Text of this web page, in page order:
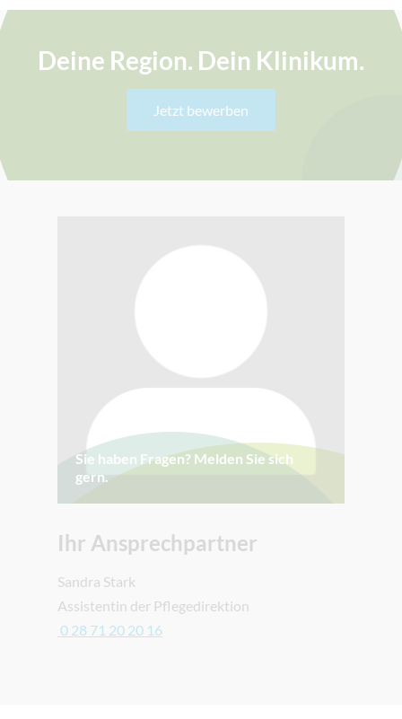
Deine Region. Dein Klinikum.
Jetzt bewerben
Sie haben Fragen? Melden Sie sich
gern.
Ihr Ansprechpartner
Sandra Stark
Assistentin der Pflegedirektion
0 28 71 20 20 16